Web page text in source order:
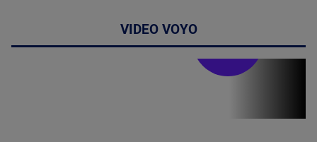
VIDEO VOYO
Stirile PRO TV